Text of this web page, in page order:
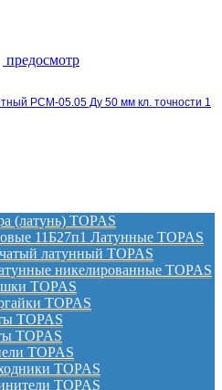
предосмотр
РСМ-05.05 Ду 50 мм кл. точности 1
(латунь) TOPAS
11Б27п1 Латунные TOPAS
латунный TOPAS
никелированные TOPAS
TOPAS
TOPAS
TOPAS
TOPAS
TOPAS
TOPAS
TOPAS